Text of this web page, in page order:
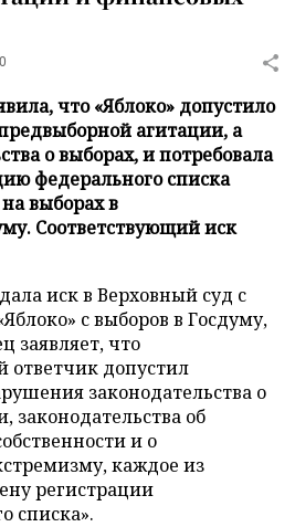
0
что «Яблоко» допустило
агитации, а
о выборах, и потребовала
федерального списка
выборах в
Соответствующий иск
иск в Верховный суд с
с выборов в Госдуму,
заявляет, что
ответчик допустил
законодательства о
законодательства об
и о
каждое из
регистрации
списка».